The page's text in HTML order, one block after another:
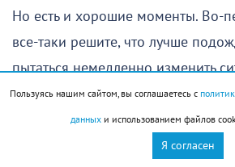
Но есть и хорошие моменты. Во-
все-таки решите, что лучше
пытаться немедленно изменить
появиться хорошие идеи, на
вы сможете сосредоточиться уже
следующей недели. Во-вторых,
Пользуясь нашим сайтом, вы соглашаетесь с
данныхи использованием файлов
Я согласен